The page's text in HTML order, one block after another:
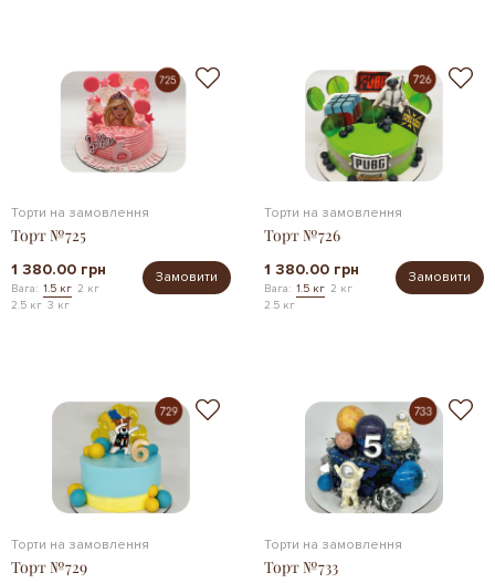
Торти на замовлення
Торт №725
1 380.00 грн
Вага: 1.5 кг 2 кг
2.5 кг 3 кг
Замовити
Торти на замовлення
Торт №726
1 380.00 грн
Вага: 1.5 кг 2 кг
2.5 кг
Замовити
Торти на замовлення
Торт №729
Торти на замовлення
Торт №733